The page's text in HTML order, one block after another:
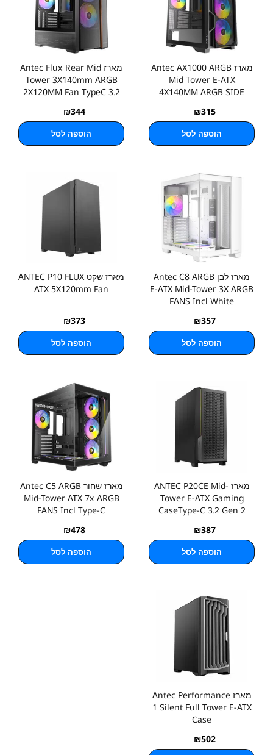
מארז Antec AX1000 ARGB
Mid Tower E-ATX
4X140MM ARGB SIDE
₪315
הוספה לסל
מארז Antec Flux Rear Mid
Tower 3X140mm ARGB
2X120MM Fan TypeC 3.2
₪344
הוספה לסל
מארז לבן Antec C8 ARGB
E-ATX Mid-Tower 3X ARGB
FANS Incl White
₪357
הוספה לסל
מארז שקט ANTEC P10 FLUX
ATX 5X120mm Fan
₪373
הוספה לסל
מארז ANTEC P20CE Mid-
Tower E-ATX Gaming
CaseType-C 3.2 Gen 2
₪387
הוספה לסל
מארז שחור Antec C5 ARGB
Mid-Tower ATX 7x ARGB
FANS Incl Type-C
₪478
הוספה לסל
מארז Antec Performance
1 Silent Full Tower E-ATX
Case
₪502